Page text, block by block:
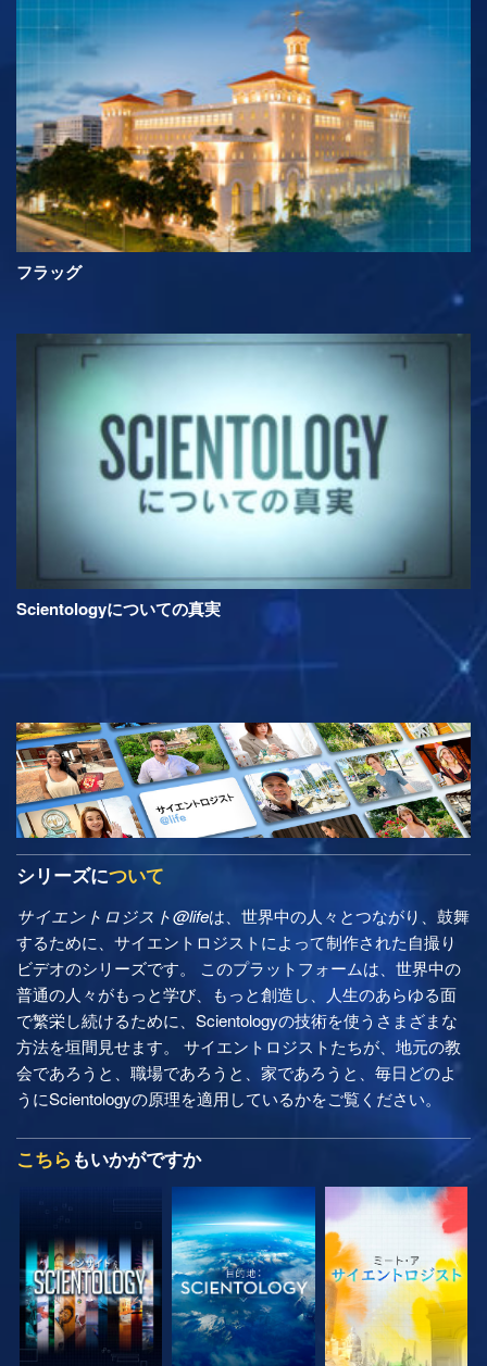
フラッグ
Scientologyについての真実
シリーズについて
サイエントロジスト@lifeは、世界中の人々とつながり、鼓舞
するために、サイエントロジストによって制作された自撮り
ビデオのシリーズです。 このプラットフォームは、世界中の
普通の人々がもっと学び、もっと創造し、人生のあらゆる面
で繁栄し続けるために、Scientologyの技術を使うさまざまな
方法を垣間見せます。 サイエントロジストたちが、地元の教
会であろうと、職場であろうと、家であろうと、毎日どのよ
うにScientologyの原理を適用しているかをご覧ください。
こちら もいかがですか